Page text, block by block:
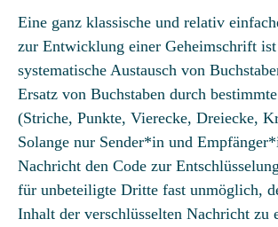
Eine ganz klassische und relativ
zur Entwicklung einer Geheimschrift
systematische Austausch von
Ersatz von Buchstaben durch
(Striche, Punkte, Vierecke, Dreiecke,
Solange nur Sender*in und
Nachricht den Code zur
für unbeteiligte Dritte fast unmöglich,
Inhalt der verschlüsselten Nachricht zu